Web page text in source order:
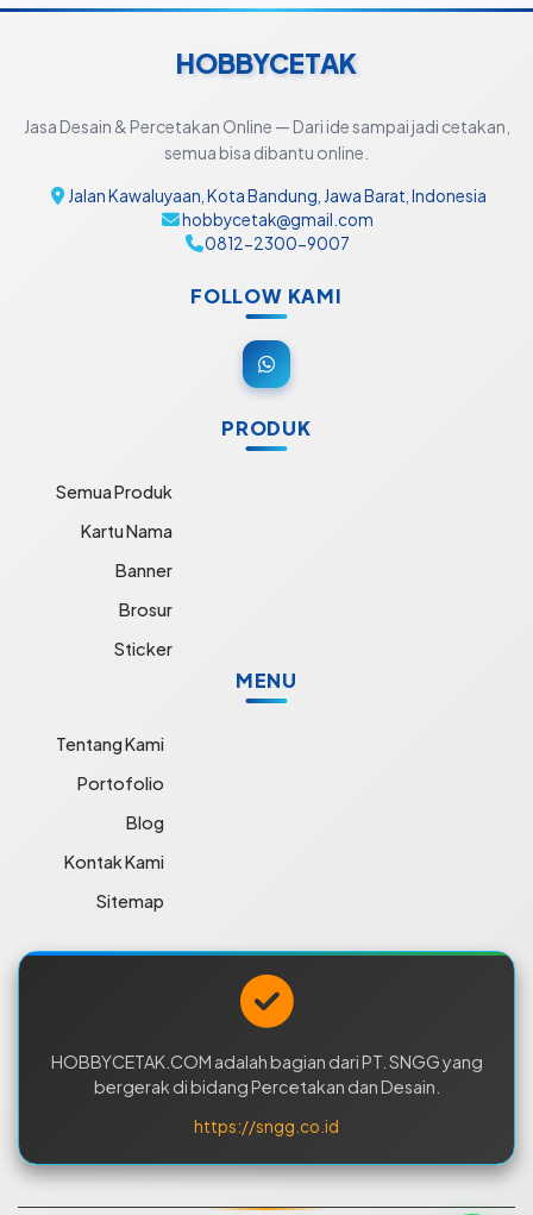
HOBBYCETAK
Jasa Desain & Percetakan Online — Dari ide sampai jadi cetakan,
semua bisa dibantu online.
Jalan Kawaluyaan, Kota Bandung, Jawa Barat, Indonesia
hobbycetak@gmail.com
0812-2300-9007
FOLLOW KAMI
PRODUK
Semua Produk
Kartu Nama
Banner
Brosur
Sticker
MENU
Tentang Kami
Portofolio
Blog
Kontak Kami
Sitemap
HOBBYCETAK.COM adalah bagian dari PT. SNGG yang
bergerak di bidang Percetakan dan Desain.
https://sngg.co.id